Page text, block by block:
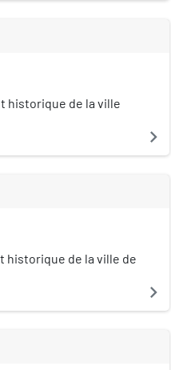
historique de la ville
navigate_next
historique de la ville de
navigate_next